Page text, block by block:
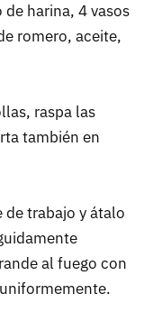
harina, 4 vasos
romero, aceite,
raspa las
también en
de trabajo y átalo
al fuego con